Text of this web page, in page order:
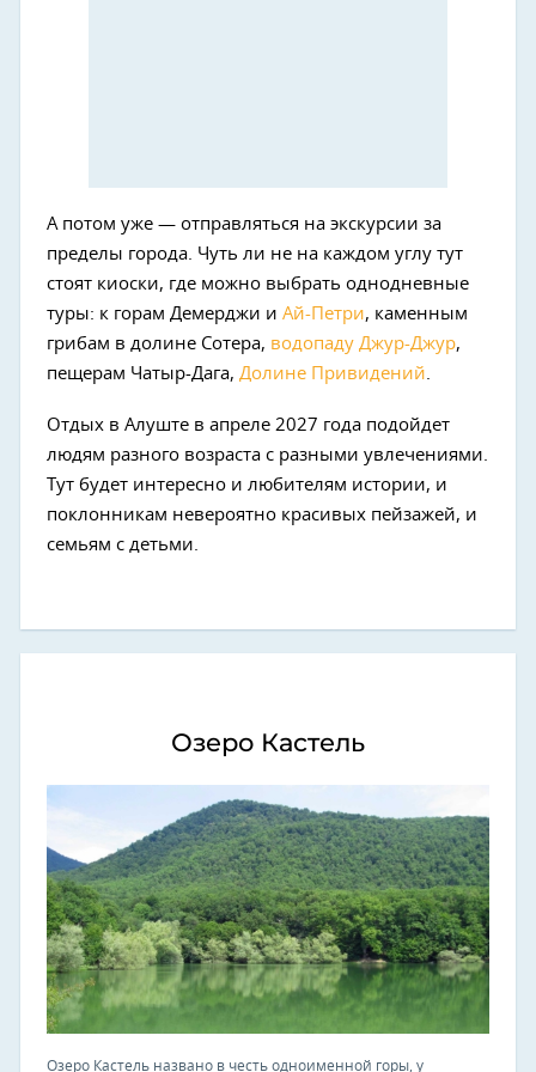
А потом уже — отправляться на экскурсии за
пределы города. Чуть ли не на каждом углу тут
стоят киоски, где можно выбрать однодневные
туры: к горам Демерджи и Ай-Петри, каменным
грибам в долине Сотера, водопаду Джур-Джур,
пещерам Чатыр-Дага, Долине Привидений.
Отдых в Алуште в апреле 2027 года подойдет
людям разного возраста с разными увлечениями.
Тут будет интересно и любителям истории, и
поклонникам невероятно красивых пейзажей, и
семьям с детьми.
Озеро Кастель
Озеро Кастель названо в честь одноименной горы, у